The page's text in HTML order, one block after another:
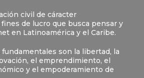
civil de cáracter
de lucro que busca pensar y
en Latinoamérica y el Caribe.
son la libertad, la
el emprendimiento, el
y el empoderamiento de